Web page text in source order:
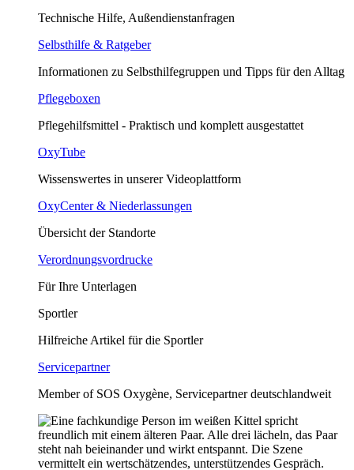
Technische Hilfe, Außendienstanfragen
Selbsthilfe & Ratgeber
Informationen zu Selbsthilfegruppen und Tipps für den Alltag
Pflegeboxen
Pflegehilfsmittel - Praktisch und komplett ausgestattet
OxyTube
Wissenswertes in unserer Videoplattform
OxyCenter & Niederlassungen
Übersicht der Standorte
Verordnungsvordrucke
Für Ihre Unterlagen
Sportler
Hilfreiche Artikel für die Sportler
Servicepartner
Member of SOS Oxygène, Servicepartner deutschlandweit